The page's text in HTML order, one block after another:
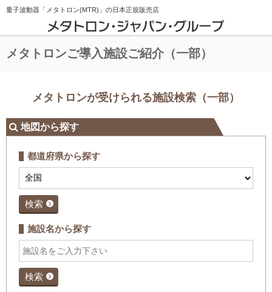
量子波動器「メタトロン(MTR)」の日本正規販売店
メタトロンご導入施設ご紹介（一部）
メタトロンが受けられる施設検索（一部）
地図から探す
都道府県から探す
検索
施設名から探す
検索